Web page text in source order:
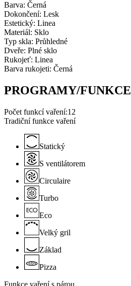
Barva: Černá
Dokončení: Lesk
Estetický: Linea
Materiál: Sklo
Typ skla: Průhledné
Dveře: Plné sklo
Rukojeť: Linea
Barva rukojeti: Černá
PROGRAMY/FUNKCE
Počet funkcí vaření:12
Tradiční funkce vaření
Statický
S ventilátorem
Circulaire
Turbo
Eco
Velký gril
Základ
Pizza
Funkce vaření s párou